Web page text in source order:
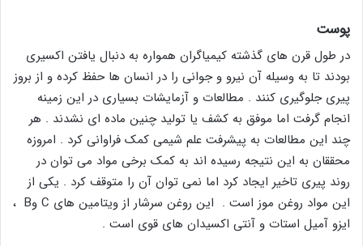
پوست
در طول قرن های گذشته کیمیاگران همواره به دنبال یافتن اکسیری
بودند تا به وسیله آن نیرو و جوانی را در انسان ها حفظ کرده و از بروز
پیری جلوگیری کنند . مطالعات و آزمایشات بسیاری در این زمینه
انجام گرفت اما موفق به کشف یا تولید چنین ماده ای نشدند . هر
چند این مطالعات به پیشرفت علم شیمی کمک فراوانی کرد . امروزه
محققان به این نتیجه رسیده اند به کمک برخی مواد می توان در
روند پیری تاخیر ایجاد کرد اما نمی توان آن را متوقف کرد . یکی از
این مواد روغن موز است . این روغن سرشار از ویتامین های C وB ،
ایزو آمیل استات و آنتی اکسیدان های قوی است .